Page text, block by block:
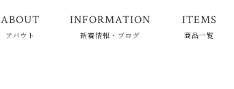
ABOUT
アバウト
INFORMATION
新着情報・ブログ
ITEMS
商品一覧